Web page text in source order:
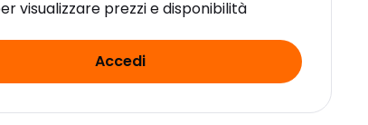
visualizzare prezzi e disponibilità
Accedi